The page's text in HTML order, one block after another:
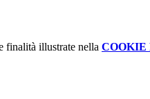
finalità illustrate nella COOKIE